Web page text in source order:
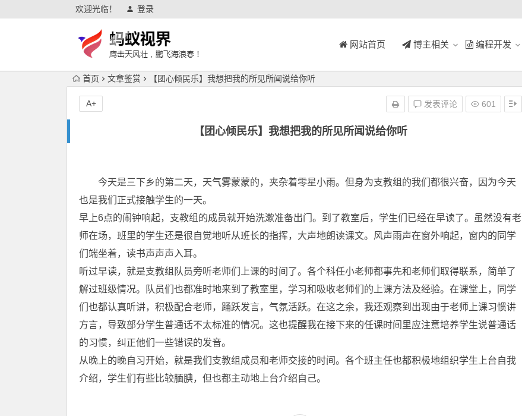
欢迎光临！ 登录
网站首页 博主相关 编程开发
首页 文章鉴赏 【团心倾民乐】我想把我的所见所闻说给你听
【团心倾民乐】我想把我的所见所闻说给你听
发表评论 601
A+
今天是三下乡的第二天，天气雾蒙蒙的，夹杂着零星小雨。但身为支教组的我们都很兴奋，因为今天
也是我们正式接触学生的一天。
早上6点的闹钟响起，支教组的成员就开始洗漱准备出门。到了教室后，学生们已经在早读了。虽然没有老
师在场，班里的学生还是很自觉地听从班长的指挥，大声地朗读课文。风声雨声在窗外响起，窗内的同学
们端坐着，读书声声声入耳。
听过早读，就是支教组队员旁听老师们上课的时间了。各个科任小老师都事先和老师们取得联系，简单了
解过班级情况。队员们也都准时地来到了教室里，学习和吸收老师们的上课方法及经验。在课堂上，同学
们也都认真听讲，积极配合老师，踊跃发言，气氛活跃。在这之余，我还观察到出现由于老师上课习惯讲
方言，导致部分学生普通话不太标准的情况。这也提醒我在接下来的任课时间里应注意培养学生说普通话
的习惯，纠正他们一些错误的发音。
从晚上的晚自习开始，就是我们支教组成员和老师交接的时间。各个班主任也都积极地组织学生上台自我
介绍，学生们有些比较腼腆，但也都主动地上台介绍自己。